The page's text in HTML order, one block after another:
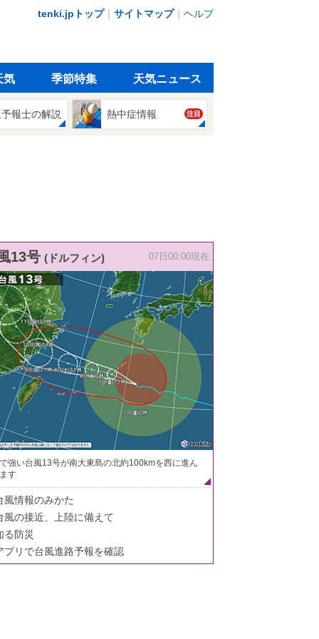
tenki.jpトップ｜ サイトマップ｜ ヘルプ
気 季節特集 天気ニュース
報士の解説 熱中症情報 注目
13号 (ドルフィン) 07日00:00現在
強い台風13号が南大東島の北約100kmを西に進ん
す
風情報のみかた
風の接近、上陸に備えて
る防災
プリで台風進路予報を確認